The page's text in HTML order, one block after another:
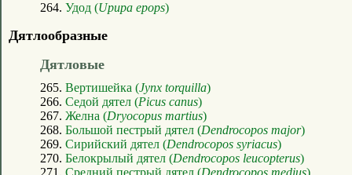
264. Удод (Upupa epops)
Дятлообразные
Дятловые
265. Вертишейка (Jynx torquilla)
266. Седой дятел (Picus canus)
267. Желна (Dryocopus martius)
268. Большой пестрый дятел (Dendrocopos major)
269. Сирийский дятел (Dendrocopos syriacus)
270. Белокрылый дятел (Dendrocopos leucopterus)
271. Средний пестрый дятел (Dendrocopos medius)